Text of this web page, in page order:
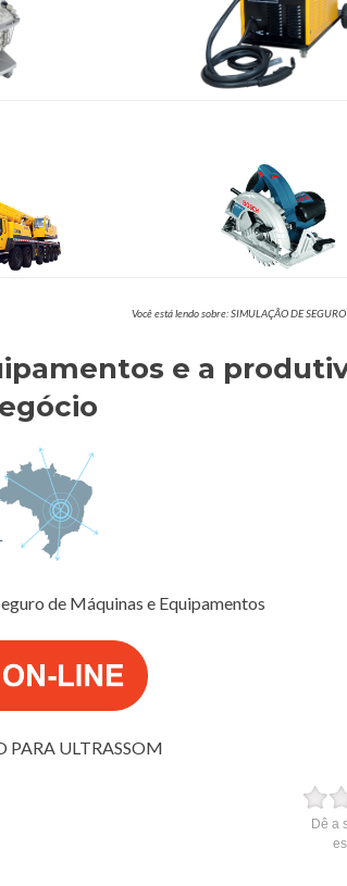
Você está lendo sobre: SIMULAÇÃO DE
e a
de Máquinas e Equipamentos
PARA ULTRASSOM
Dê a